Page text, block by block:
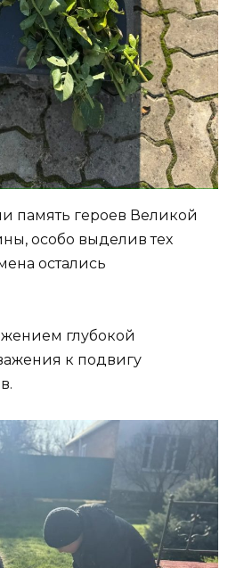
память героев Великой
особо выделив тех
остались
глубокой
к подвигу